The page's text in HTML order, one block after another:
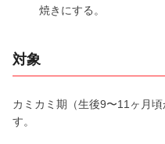
焼きにする。
対象
カミカミ期（生後9〜11ヶ月
す。